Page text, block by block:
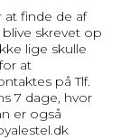
at finde de af
skrevet op
lige skulle
at
på Tlf.
7 dage, hvor
er også